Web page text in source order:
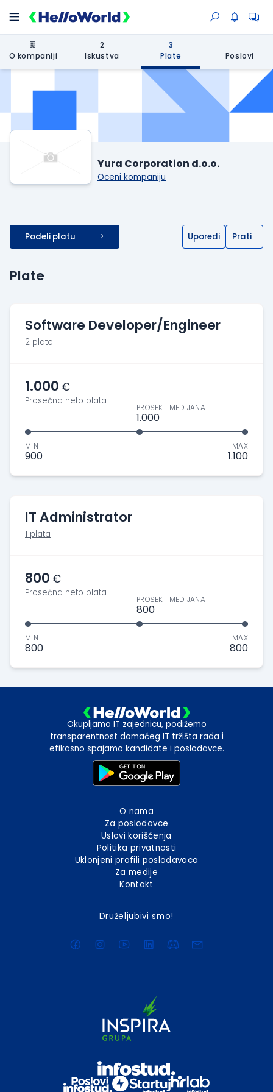
O kompaniji
2
Iskustva
3
Plate
Poslovi
Yura Corporation d.o.o.
Oceni kompaniju
Podeli platu Uporedi Prati
Plate
Software Developer/Engineer
2 plate
1.000 €
Prosečna neto plata
MIN
900
PROSEK I MEDIJANA
1.000
MAX
1.100
IT Administrator
1 plata
800 €
Prosečna neto plata
MIN
800
PROSEK I MEDIJANA
800
MAX
800
Okupljamo IT zajednicu, podižemo
transparentnost domaćeg IT tržišta rada i
efikasno spajamo kandidate i poslodavce.
O nama
Za poslodavce
Uslovi korišćenja
Politika privatnosti
Uklonjeni profili poslodavaca
Za medije
Kontakt
Druželjubivi smo!